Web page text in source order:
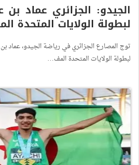
الجيدو: الجزائري عماد
لبطولة الولايات المتحدة
توج المصارع الجزائري في رياضة الجيدو، عماد بن
لبطولة الولايات المتحدة المف…